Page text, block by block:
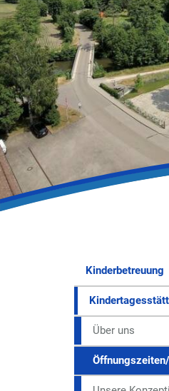
Kinderbetreuung
Über uns